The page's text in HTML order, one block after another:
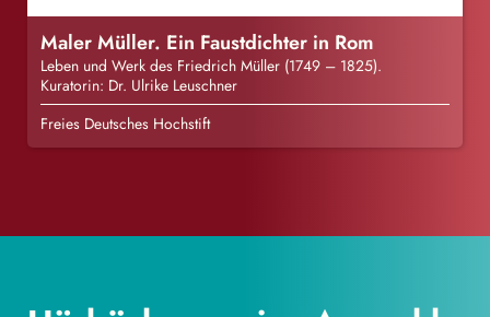
Maler Müller. Ein Faustdichter in Rom
Leben und Werk des Friedrich Müller (1749 – 1825).
Kuratorin: Dr. Ulrike Leuschner
Freies Deutsches Hochstift